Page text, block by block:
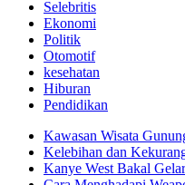
Selebritis
Ekonomi
Politik
Otomotif
kesehatan
Hiburan
Pendidikan
Kawasan Wisata
Kelebihan dan
Kanye West Bakal